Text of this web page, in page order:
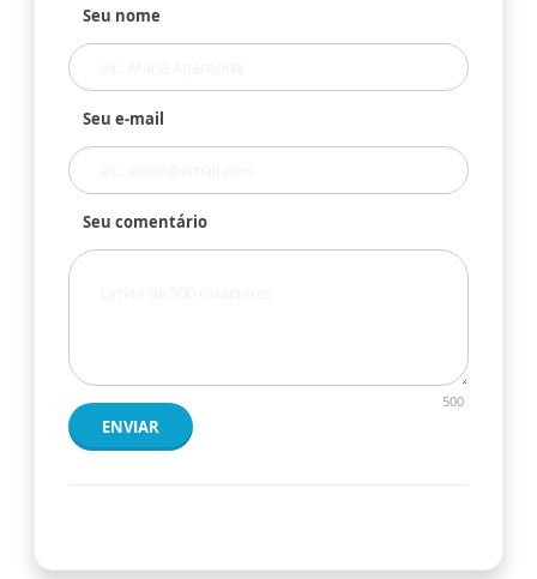
Seu nome
Seu e-mail
Seu comentário
500
ENVIAR